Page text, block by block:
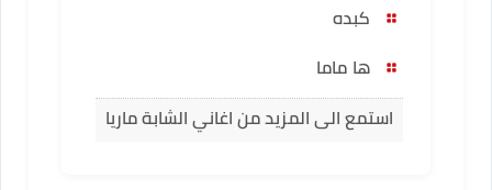
كبده
ها ماما
استمع الى المزيد من اغاني الشابة ماريا